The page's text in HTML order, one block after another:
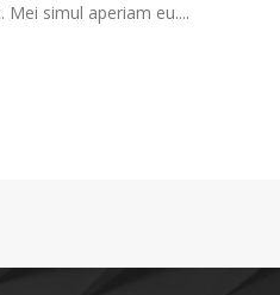
simul aperiam eu....